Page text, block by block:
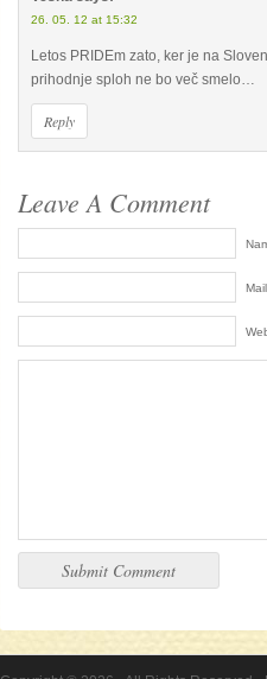
26. 05. 12 at 15:32
Letos PRIDEm zato, ker je na
prihodnje sploh ne bo več smelo…
Reply
Leave A Comment